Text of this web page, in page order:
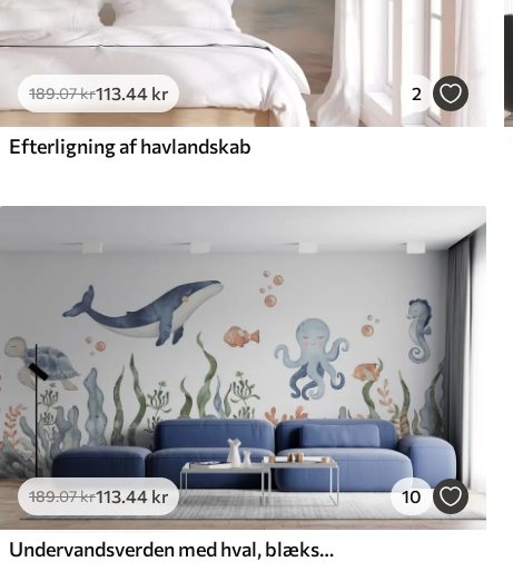
189.07kr113 .44 kr 2
Efterligning af havlandskab
189.07kr113.44 kr 10
Undervandsverden med hval, blæksprutte, skildpadde